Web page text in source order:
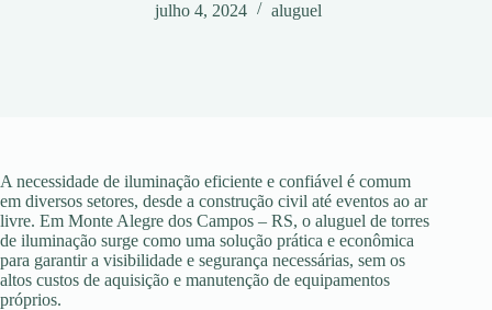
julho 4, 2024 aluguel
A necessidade de iluminação eficiente e confiável é comum
em diversos setores, desde a construção civil até eventos ao ar
livre. Em Monte Alegre dos Campos – RS, o aluguel de torres
de iluminação surge como uma solução prática e econômica
para garantir a visibilidade e segurança necessárias, sem os
altos custos de aquisição e manutenção de equipamentos
próprios.